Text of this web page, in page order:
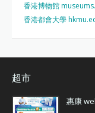
香港博物館
香港都會大學
超市
惠康